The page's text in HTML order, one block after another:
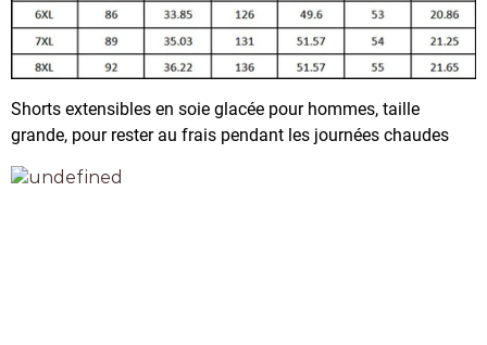
Shorts extensibles en soie glacée pour hommes, taille
grande, pour rester au frais pendant les journées chaudes